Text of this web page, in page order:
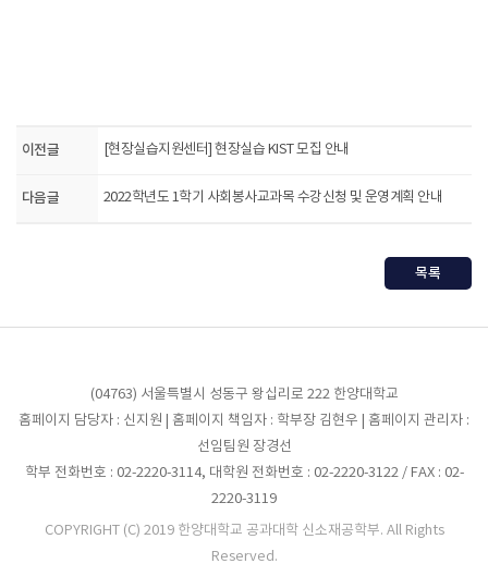
이전글 [현장실습지원센터] 현장실습 KIST 모집 안내
다음글 2022학년도 1학기 사회봉사교과목 수강신청 및 운영계획 안내
목록
(04763) 서울특별시 성동구 왕십리로 222 한양대학교
홈페이지 담당자 : 신지원 | 홈페이지 책임자 : 학부장 김현우 | 홈페이지 관리자 :
선임팀원 장경선
학부 전화번호 : 02-2220-3114, 대학원 전화번호 : 02-2220-3122 / FAX : 02-
2220-3119
COPYRIGHT (C) 2019 한양대학교 공과대학 신소재공학부. All Rights
Reserved.